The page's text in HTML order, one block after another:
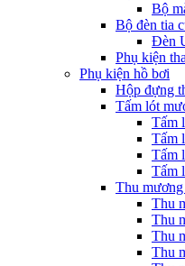
Bộ
Bộ đèn tia
Đèn
Phụ kiện
Phụ kiện hồ bơi
Hộp đựng
Tấm lót
Tấm
Tấm
Tấm
Tấm
Thu mương
Thu
Thu
Thu
Thu